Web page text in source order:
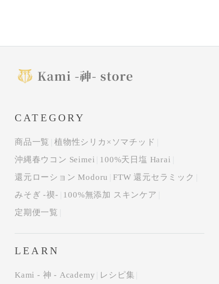
CATEGORY
商品一覧
植物性シリカ×ソマチッド
沖縄春ウコン Seimei
100%天日塩 Harai
還元ローション Modoru
FTW 還元セラミック
みそぎ -禊-
100%無添加 スキンケア
定期便一覧
LEARN
Kami - 神 - Academy
レシピ集